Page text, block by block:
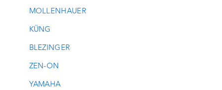
MOLLENHAUER
KÜNG
BLEZINGER
ZEN-ON
YAMAHA